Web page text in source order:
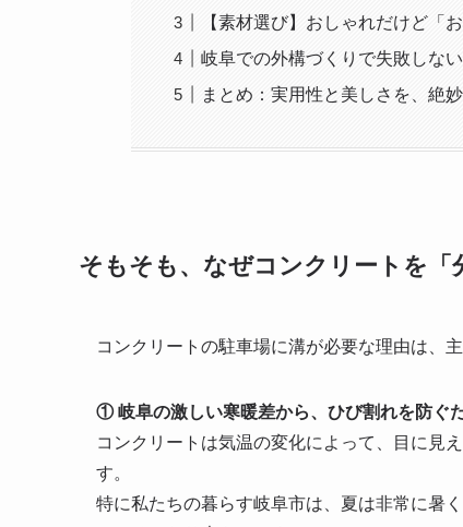
【素材選び】おしゃれだけど「
岐阜での外構づくりで失敗しな
まとめ：実用性と美しさを、絶
そもそも、なぜコンクリートを「
コンクリートの駐車場に溝が必要な理由は、主
① 岐阜の激しい寒暖差から、ひび割れを防ぐ
コンクリートは気温の変化によって、目に見
す。
特に私たちの暮らす岐阜市は、夏は非常に暑